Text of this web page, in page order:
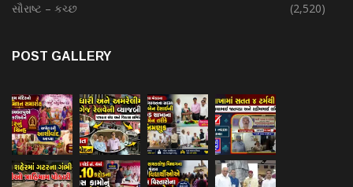
સૌરાષ્ટ – કચ્છ
(2,520)
POST GALLERY